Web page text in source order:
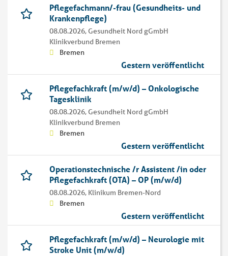
Pflegefachmann/-frau (Gesundheits- und
Krankenpflege)
08.08.2026, Gesundheit Nord gGmbH
Klinikverbund Bremen
Bremen
Gestern veröffentlicht
Pflegefachkraft (m/w/d) – Onkologische
Tagesklinik
08.08.2026, Gesundheit Nord gGmbH
Klinikverbund Bremen
Bremen
Gestern veröffentlicht
Operationstechnische /r Assistent /in oder
Pflegefachkraft (OTA) – OP (m/w/d)
08.08.2026, Klinikum Bremen-Nord
Bremen
Gestern veröffentlicht
Pflegefachkraft (m/w/d) – Neurologie mit
Stroke Unit (m/w/d)